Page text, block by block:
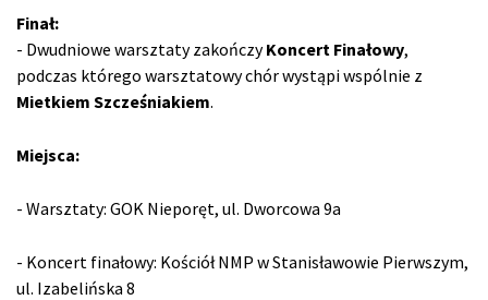
Finał:
- Dwudniowe warsztaty zakończyKoncert Finałowy,
podczas którego warsztatowy chór wystąpi wspólnie z
Mietkiem Szcześniakiem.
Miejsca:
- Warsztaty: GOK Nieporęt, ul. Dworcowa 9a
- Koncert finałowy: Kościół NMP w Stanisławowie Pierwszym,
ul. Izabelińska 8